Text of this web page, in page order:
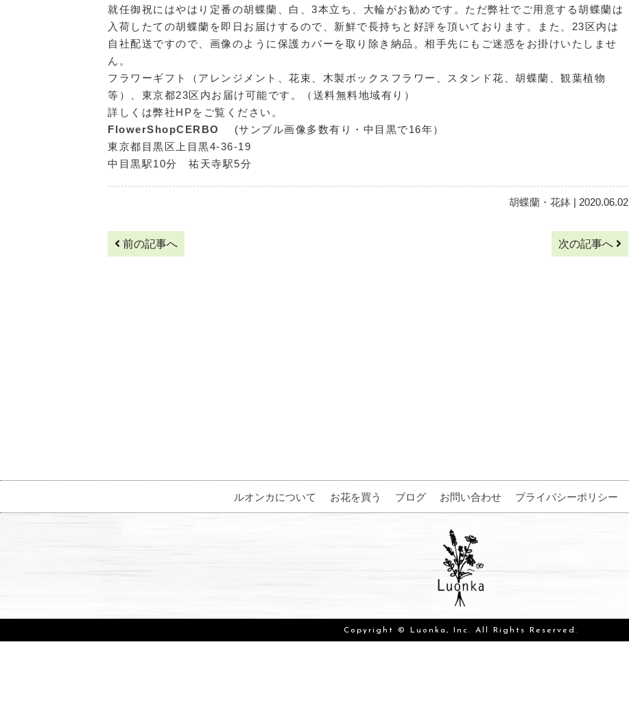
就任御祝にはやはり定番の胡蝶蘭、白、3本立ち、大輪がお勧めです。ただ弊社でご用意する胡蝶蘭は
入荷したての胡蝶蘭を即日お届けするので、新鮮で長持ちと好評を頂いております。また、23区内は
自社配送ですので、画像のように保護カバーを取り除き納品。相手先にもご迷惑をお掛けいたしませ
ん。
フラワーギフト（アレンジメント、花束、木製ボックスフラワー、スタンド花、胡蝶蘭、観葉植物
等）、東京都23区内お届け可能です。（送料無料地域有り）
詳しくは弊社HPをご覧ください。
FlowerShopCERBO
(サンプル画像多数有り・中目黒で16年）
東京都目黒区上目黒4-36-19
中目黒駅10分 祐天寺駅5分
胡蝶蘭・花鉢| 2020.06.02
前の記事へ 次の記事へ
ルオンカについて お花を買う ブログ お問い合わせ プライバシーポリシー
Copyright © Luonka, Inc. All Rights Reserved.